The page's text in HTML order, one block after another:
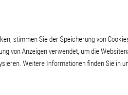
(Komponente
sowie als
stimmen Sie der Speicherung von
von Anzeigen verwendet, um die
Weitere Informationen finden Sie in